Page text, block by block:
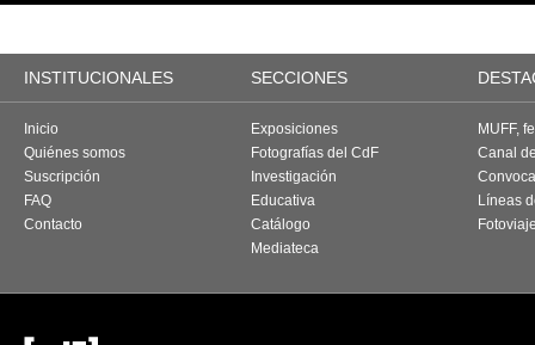
INSTITUCIONALES SECCIONES
Inicio
Quiénes somos
Suscripción
FAQ
Contacto
Exposiciones
Fotografías del CdF
Investigación
Educativa
Catálogo
Mediateca
MUFF,
Canal
Líneas